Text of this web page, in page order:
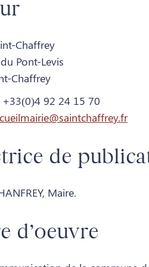
Chaffrey
Pont-Levis
Chaffrey
+33(0)4 92 24 15 70
de
Maire.
d’oeuvre